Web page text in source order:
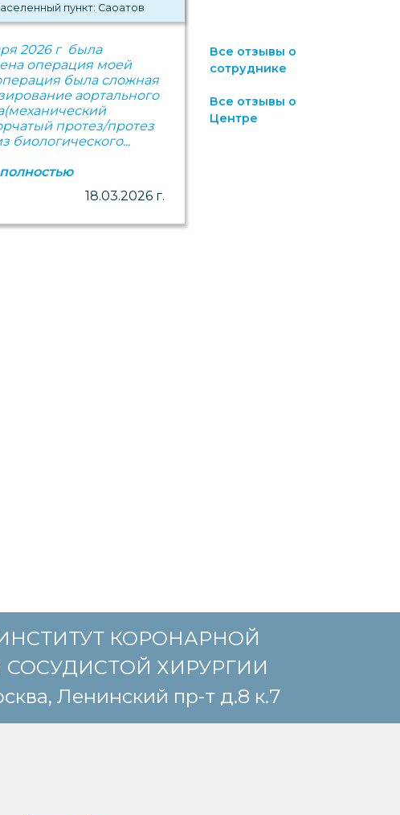
пункт: Саоатов
2026 г была
операция моей
была сложная
аортального
протез/протез
биологического...
18.03.2026 г.
Все отзывы о
сотруднике
Все отзывы о
Центре
КОРОНАРНОЙ
СОСУДИСТОЙ ХИРУРГИИ
Ленинский пр-т д.8 к.7